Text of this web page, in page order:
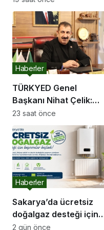
TÜRKYED Genel
Başkanı Nihat Çelik:
“Gençliğine Sahip
Çıkmayan Milletler
Geleceğini İnşa
Edemez”
Haberler
23 saat önce
Sakarya’da ücretsiz
doğalgaz desteği için
başvurular başladı
Haberler
2 gün önce